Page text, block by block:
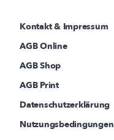
Kontakt & Impressum
AGB Online
AGB Shop
AGB Print
Datenschutzerklärung
Nutzungsbedingungen